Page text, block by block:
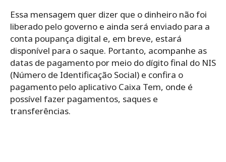
Essa mensagem quer dizer que o dinheiro não foi
liberado pelo governo e ainda será enviado para a
conta poupança digital e, em breve, estará
disponível para o saque. Portanto, acompanhe as
datas de pagamento por meio do dígito final do NIS
(Número de Identificação Social) e confira o
pagamento pelo aplicativo Caixa Tem, onde é
possível fazer pagamentos, saques e
transferências.